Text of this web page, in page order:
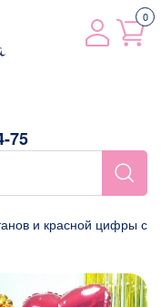
75
0
и красной цифры с